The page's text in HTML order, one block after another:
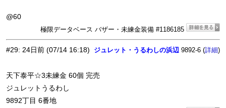
@60
極限データベース バザー・未練金装備 #1186185
#29: 24日前 (07/14 16:18) ジュレット・うるわしの浜辺 9892-6 (詳細)
天下泰平☆3未練金 60個 完売
ジュレットうるわし
9892丁目 6番地